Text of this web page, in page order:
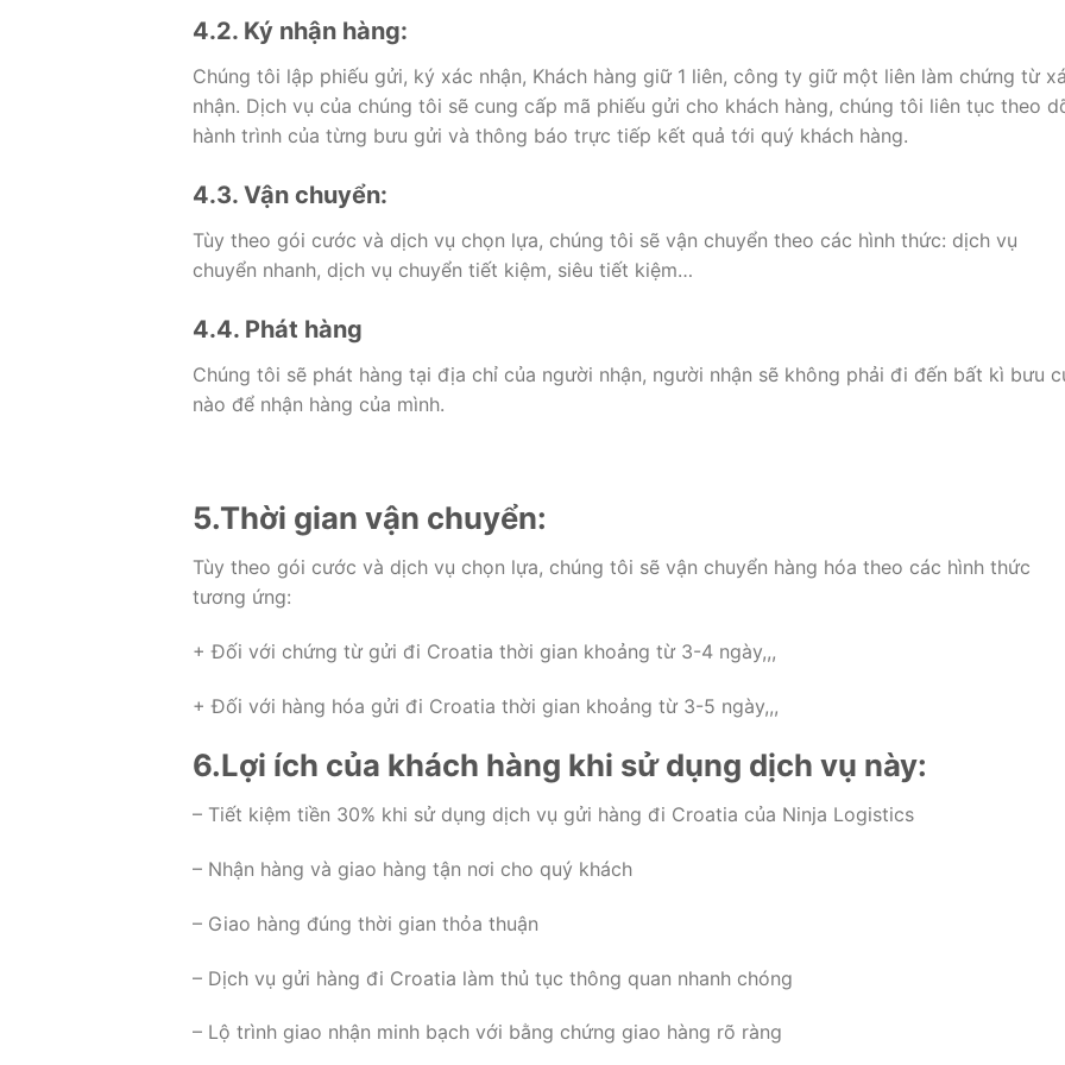
4.2. Ký nhận hàng:
Chúng tôi lập phiếu gửi, ký xác nhận, Khách hàng giữ 1 liên, công ty giữ một liên làm chứng từ
nhận. Dịch vụ của chúng tôi sẽ cung cấp mã phiếu gửi cho khách hàng, chúng tôi liên tục theo
hành trình của từng bưu gửi và thông báo trực tiếp kết quả tới quý khách hàng.
4.3. Vận chuyển:
Tùy theo gói cước và dịch vụ chọn lựa, chúng tôi sẽ vận chuyển theo các hình thức: dịch vụ
chuyển nhanh, dịch vụ chuyển tiết kiệm, siêu tiết kiệm…
4.4. Phát hàng
Chúng tôi sẽ phát hàng tại địa chỉ của người nhận, người nhận sẽ không phải đi đến bất kì bưu
nào để nhận hàng của mình.
5.Thời gian vận chuyển:
Tùy theo gói cước và dịch vụ chọn lựa, chúng tôi sẽ vận chuyển hàng hóa theo các hình thức
tương ứng:
+ Đối với chứng từ gửi đi Croatia thời gian khoảng từ 3-4 ngày,,,
+ Đối với hàng hóa gửi đi Croatia thời gian khoảng từ 3-5 ngày,,,
6.Lợi ích của khách hàng khi sử dụng dịch vụ này:
– Tiết kiệm tiền 30% khi sử dụng dịch vụ gửi hàng đi Croatia của Ninja Logistics
– Nhận hàng và giao hàng tận nơi cho quý khách
– Giao hàng đúng thời gian thỏa thuận
– Dịch vụ gửi hàng đi Croatia làm thủ tục thông quan nhanh chóng
– Lộ trình giao nhận minh bạch với bằng chứng giao hàng rõ ràng